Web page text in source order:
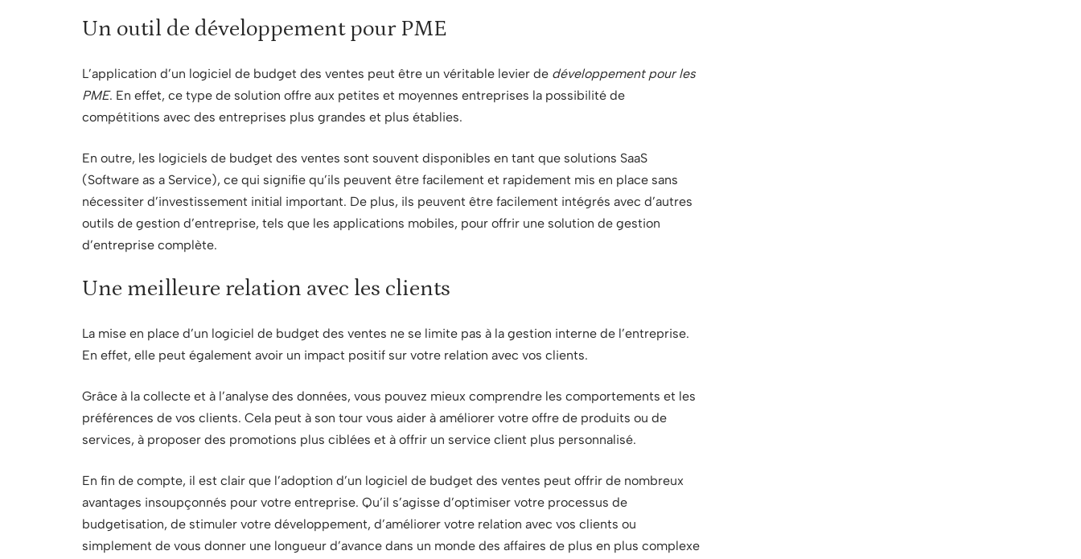
Un outil de développement pour PME
L’application d’un logiciel de budget des ventes peut être un véritable levier de développement pour les
PME. En effet, ce type de solution offre aux petites et moyennes entreprises la possibilité de
compétitions avec des entreprises plus grandes et plus établies.
En outre, les logiciels de budget des ventes sont souvent disponibles en tant que solutions SaaS
(Software as a Service), ce qui signifie qu’ils peuvent être facilement et rapidement mis en place sans
nécessiter d’investissement initial important. De plus, ils peuvent être facilement intégrés avec d’autres
outils de gestion d’entreprise, tels que les applications mobiles, pour offrir une solution de gestion
d’entreprise complète.
Une meilleure relation avec les clients
La mise en place d’un logiciel de budget des ventes ne se limite pas à la gestion interne de l’entreprise.
En effet, elle peut également avoir un impact positif sur votre relation avec vos clients.
Grâce à la collecte et à l’analyse des données, vous pouvez mieux comprendre les comportements et les
préférences de vos clients. Cela peut à son tour vous aider à améliorer votre offre de produits ou de
services, à proposer des promotions plus ciblées et à offrir un service client plus personnalisé.
En fin de compte, il est clair que l’adoption d’un logiciel de budget des ventes peut offrir de nombreux
avantages insoupçonnés pour votre entreprise. Qu’il s’agisse d’optimiser votre processus de
budgetisation, de stimuler votre développement, d’améliorer votre relation avec vos clients ou
simplement de vous donner une longueur d’avance dans un monde des affaires de plus en plus complexe